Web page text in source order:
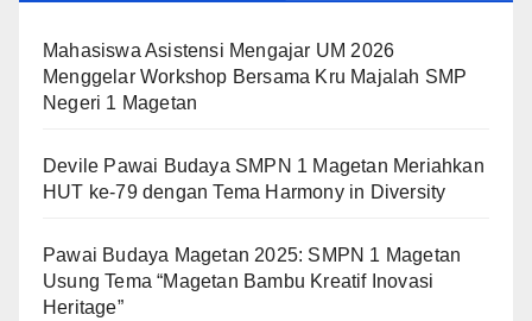
Mahasiswa Asistensi Mengajar UM 2026
Menggelar Workshop Bersama Kru Majalah SMP
Negeri 1 Magetan
Devile Pawai Budaya SMPN 1 Magetan Meriahkan
HUT ke-79 dengan Tema Harmony in Diversity
Pawai Budaya Magetan 2025: SMPN 1 Magetan
Usung Tema “Magetan Bambu Kreatif Inovasi
Heritage”